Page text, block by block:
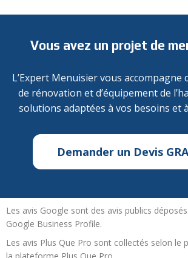
Vous avez un projet de
L’Expert Menuisier vous accompagne
de rénovation et d’équipement de
solutions adaptées à vos besoins et
Demander un Devis
Les avis Google sont des avis publics
Google Business Profile.
Les avis Plus Que Pro sont collectés selon le
la plateforme Plus Que Pro.